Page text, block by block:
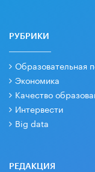
РУБРИКИ
Образовательная
Экономика
Качество
Интервести
Big data
РЕДАКЦИЯ